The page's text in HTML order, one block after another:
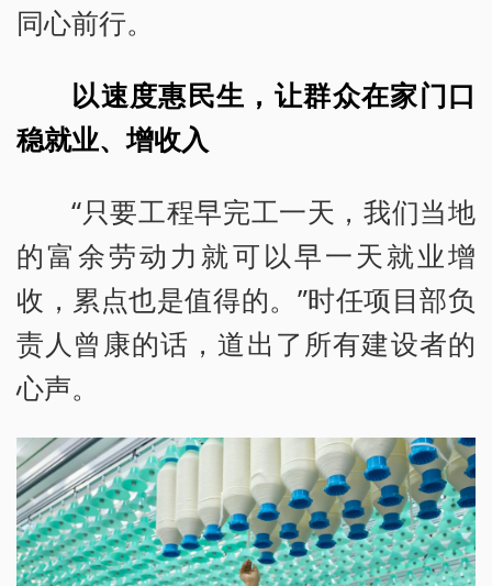
同心前行。
以速度惠民生，让群众在家门口
稳就业、增收入
“只要工程早完工一天，我们当地
的富余劳动力就可以早一天就业增
收，累点也是值得的。”时任项目部负
责人曾康的话，道出了所有建设者的
心声。